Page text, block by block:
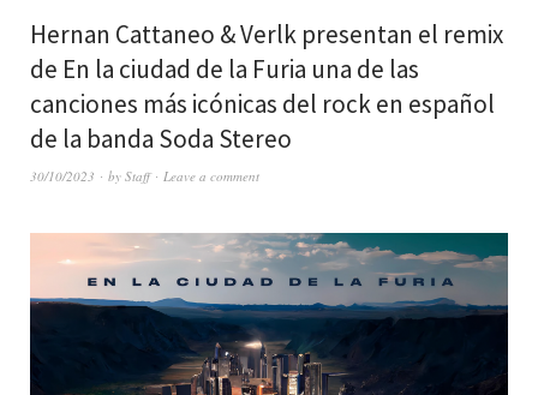
Hernan Cattaneo & Verlk presentan el remix
de En la ciudad de la Furia una de las
canciones más icónicas del rock en español
de la banda Soda Stereo
30/10/2023 by Staff Leave a comment